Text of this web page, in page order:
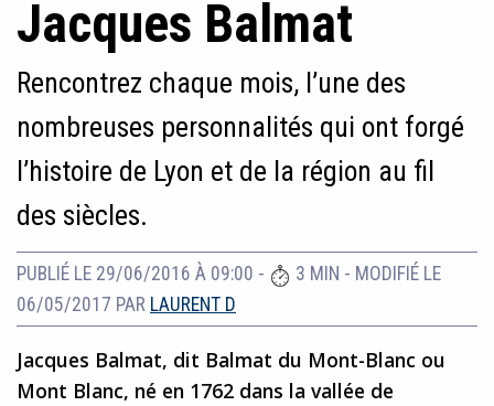
Jacques Balmat
Rencontrez chaque mois, l’une des
nombreuses personnalités qui ont forgé
l’histoire de Lyon et de la région au fil
des siècles.
PUBLIÉ LE 29/06/2016 À 09:00 - 3 MIN - MODIFIÉ LE
06/05/2017 PAR LAURENT D
Jacques Balmat, dit Balmat du Mont-Blanc ou
Mont Blanc, né en 1762 dans la vallée de